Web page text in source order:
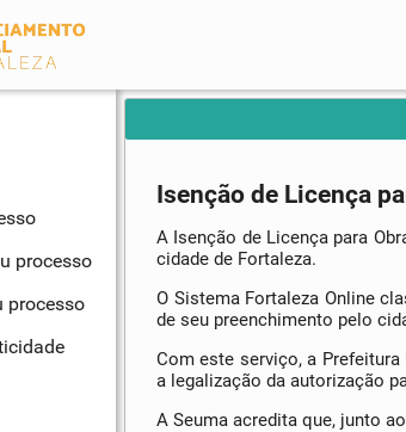
processo
processo
Isenção de Licença
A Isenção de Licença para
cidade de Fortaleza.
O Sistema Fortaleza Online
de seu preenchimento pelo
Com este serviço, a
a legalização da autorização
A Seuma acredita que, junto